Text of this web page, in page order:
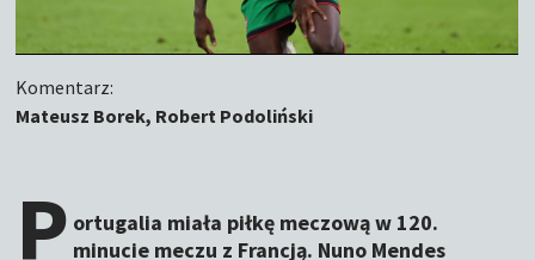
Komentarz:
Mateusz Borek, Robert Podoliński
P ortugalia miała piłkę meczową w 120.
minucie meczu z Francją. Nuno Mendes